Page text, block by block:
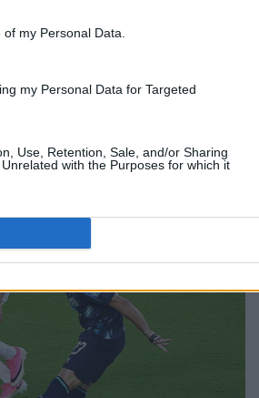
my Personal Data.
my Personal Data for Targeted
Use, Retention, Sale, and/or Sharing
with the Purposes for which it